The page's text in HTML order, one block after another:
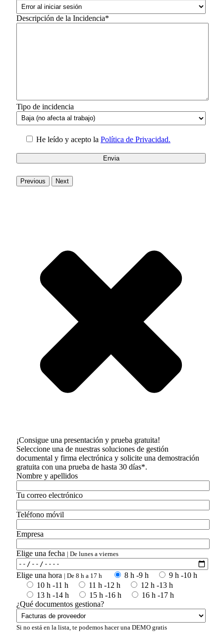
Descripción de la Incidencia*
Tipo de incidencia
He leído y acepto la Política de Privacidad.
Previous Next
¡Consigue una presentación y prueba gratuita!
Seleccione una de nuestras soluciones de gestión
documental y firma electrónica y solicite una demostración
gratuita con una prueba de hasta 30 días*.
Nombre y apellidos
Tu correo electrónico
Teléfono móvil
Empresa
Elige una fecha | De lunes a viernes
Elige una hora | De 8 h a 17 h 8 h -9 h
9 h -10 h
10 h -11 h
11 h -12 h
12 h -13 h
13 h -14 h
15 h -16 h
16 h -17 h
¿Qué documentos gestiona?
Si no está en la lista, te podemos hacer una DEMO gratis